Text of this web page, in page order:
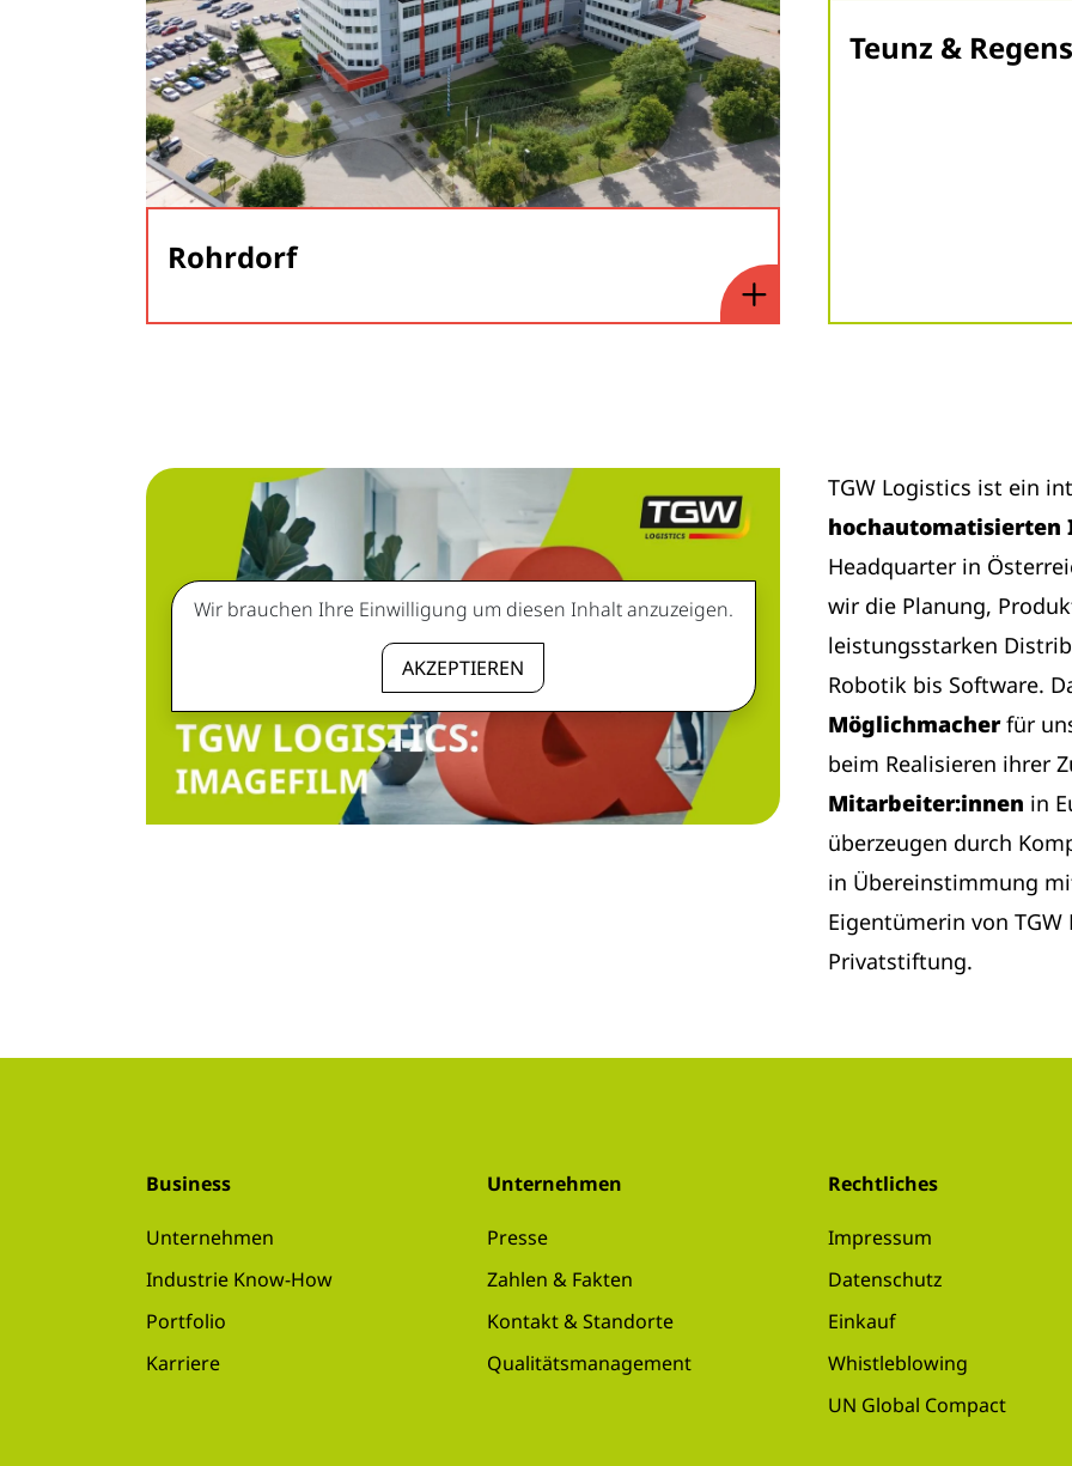
Rohrdorf
Teunz &
Wir brauchen Ihre Einwilligung um diesen Inhalt anzuzeigen.
AKZEPTIEREN
TGW Logistics ist ein
hochautomatisierten
Headquarter in
wir die Planung,
leistungsstarken
Robotik bis Software.
Möglichmacherfür
beim Realisieren ihrer
Mitarbeiter:innen in
überzeugen durch
in Übereinstimmung
Eigentümerin von
Privatstiftung.
Business
Unternehmen
Industrie Know-How
Portfolio
Karriere
Unternehmen
Presse
Zahlen & Fakten
Kontakt & Standorte
Qualitätsmanagement
Rechtliches
Impressum
Datenschutz
Einkauf
Whistleblowing
UN Global Compact